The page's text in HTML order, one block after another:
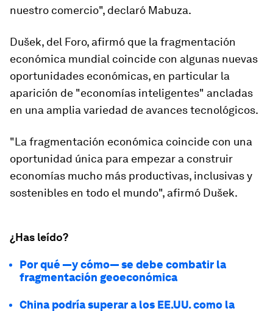
nuestro comercio", declaró Mabuza.
Dušek, del Foro, afirmó que la fragmentación
económica mundial coincide con algunas nuevas
oportunidades económicas, en particular la
aparición de "economías inteligentes" ancladas
en una amplia variedad de avances tecnológicos.
"La fragmentación económica coincide con una
oportunidad única para empezar a construir
economías mucho más productivas, inclusivas y
sostenibles en todo el mundo", afirmó Dušek.
¿Has leído?
Por qué —y cómo— se debe combatir la
fragmentación geoeconómica
China podría superar a los EE.UU. como la